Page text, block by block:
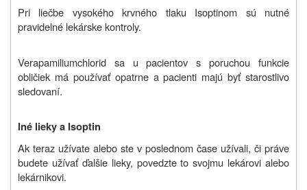
Pri liečbe vysokého krvného tlaku Isoptinom sú nutné
pravidelné lekárske kontroly.
Verapamiliumchlorid sa u pacientov s poruchou funkcie
obličiek má používať opatrne a pacienti majú byť starostlivo
sledovaní.
Iné lieky a Isoptin
Ak teraz užívate alebo ste v poslednom čase užívali, či práve
budete užívať ďalšie lieky, povedzte to svojmu lekárovi alebo
lekárnikovi.